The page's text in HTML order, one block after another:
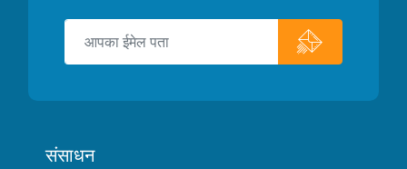
संसाधन